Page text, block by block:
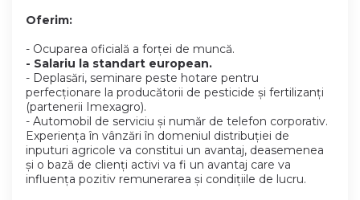
Oferim:
- Ocuparea oficială a forței de muncă.
- Salariu la standart european.
- Deplasări, seminare peste hotare pentru
perfecționare la producătorii de pesticide și fertilizanți
(partenerii Imexagro).
- Automobil de serviciu și număr de telefon corporativ.
Experiența în vânzări în domeniul distribuției de
inputuri agricole va constitui un avantaj, deasemenea
și o bază de clienți activi va fi un avantaj care va
influența pozitiv remunerarea și condițiile de lucru.